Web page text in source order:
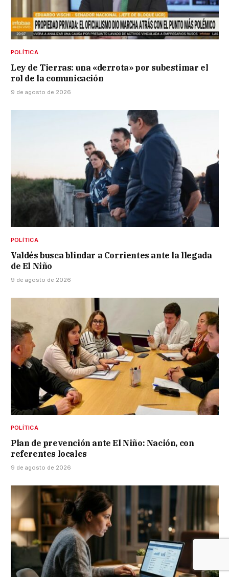
POLÍTICA
Ley de Tierras: una «derrota» por subestimar el
rol de la comunicación
9 de agosto de 2026
POLÍTICA
Valdés busca blindar a Corrientes ante la llegada
de El Niño
9 de agosto de 2026
POLÍTICA
Plan de prevención ante El Niño: Nación, con
referentes locales
9 de agosto de 2026